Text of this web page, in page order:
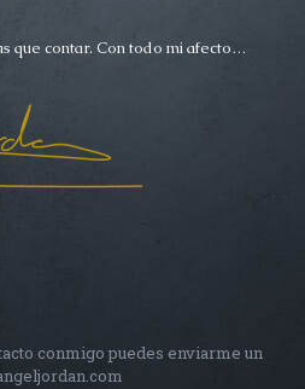
que contar. Con todo mi afecto…
conmigo puedes enviarme un